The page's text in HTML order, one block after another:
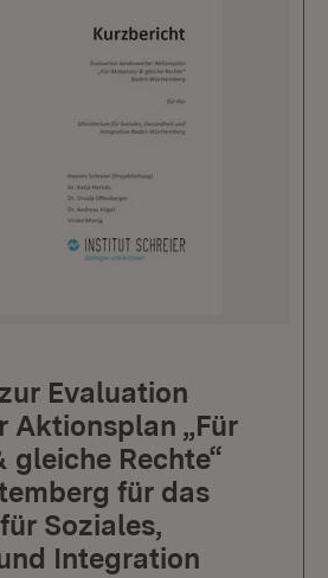
Evaluation
Aktionsplan „Für
gleiche Rechte“
für das
Soziales,
Integration